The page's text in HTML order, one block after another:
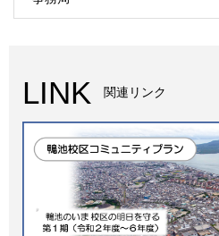
LINK 関連リンク